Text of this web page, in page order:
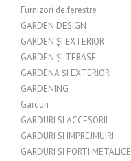
Furnizori de ferestre
GARDEN DESIGN
GARDEN ȘI EXTERIOR
GARDEN ȘI TERASE
GARDENĂ ȘI EXTERIOR
GARDENING
Garduri
GARDURI SI ACCESORII
GARDURI SI IMPREJMUIRI
GARDURI SI PORTI METALICE